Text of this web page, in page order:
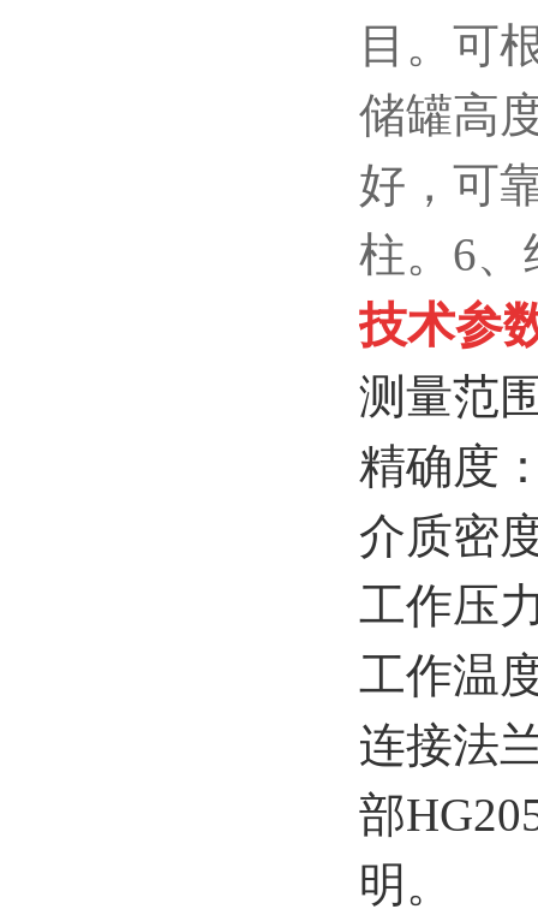
目。可
储罐高
好，可
柱。6
技术参
测量范
精确度
介质密
工作压
工作温
连接法
部
明。